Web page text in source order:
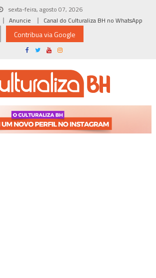
sexta-feira, agosto 07, 2026
Anuncie Canal do Culturaliza BH no WhatsApp
Contribua via Google